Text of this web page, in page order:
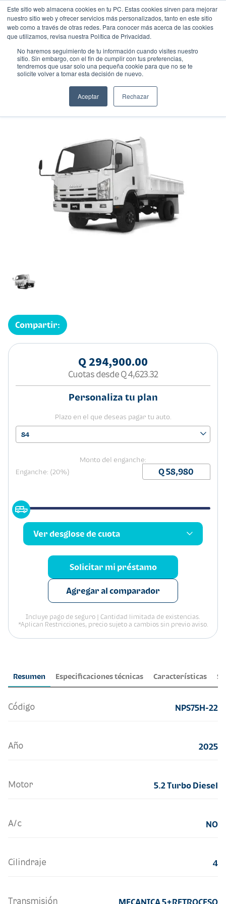
Este sitio web almacena cookies en tu PC. Estas cookies sirven para mejorar
nuestro sitio web y ofrecer servicios más personalizados, tanto en este sitio
web como a través de otras redes. Para conocer más acerca de las cookies
que utilizamos, revisa nuestra Política de Privacidad.
No haremos seguimiento de tu información cuando visites nuestro
sitio. Sin embargo, con el fin de cumplir con tus preferencias,
tendremos que usar solo una pequeña cookie para que no se te
solicite volver a tomar esta decisión de nuevo.
Aceptar Rechazar
ISUZU CANELLA NPS75
2025•Diesel
Resumen Especificaciones técnicas Características
Código NPS75H-22
Año 2025
Motor 5.2 Turbo Diesel
A/c NO
Cilindraje 4
Transmisión MECANICA 5+RETROCESO
Compartir:
Q 294,900.00
Cuotas desde Q 4,623.32
Personaliza tu plan
Plazo en el que deseas pagar tu auto.
84
Monto del enganche:
Enganche: (20%)
Ver desglose de cuota
Solicitar mi préstamo
Agregar al comparador
Incluye pago de seguro | Cantidad limitada de existencias.
*Aplican Restricciones, precio sujeto a cambios sin previo aviso.